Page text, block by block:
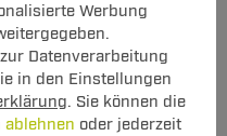
Werbung
Datenverarbeitung
in den Einstellungen
. Sie können die
ablehnen oder jederzeit
Sedici 06.2006